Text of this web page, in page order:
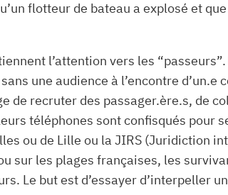
flotteur de bateau a explosé et
l’attention vers les
une audience à l’encontre d’un.e
de recruter des passager.ère.s, de
téléphones sont confisqués pour
ou de Lille ou la JIRS (Juridiction
sur les plages françaises, les
Le but est d’essayer d’interpeller